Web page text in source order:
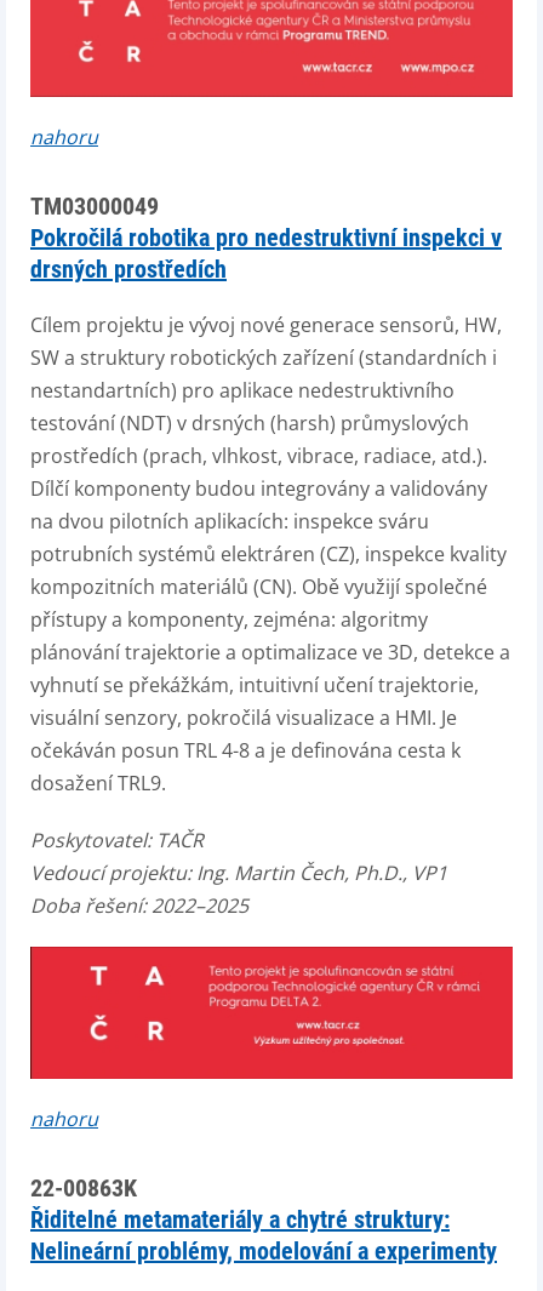
nahoru
TM03000049
Pokročilá robotika pro nedestruktivní inspekci v
drsných prostředích
Cílem projektu je vývoj nové generace sensorů, HW,
SW a struktury robotických zařízení (standardních i
nestandartních) pro aplikace nedestruktivního
testování (NDT) v drsných (harsh) průmyslových
prostředích (prach, vlhkost, vibrace, radiace, atd.).
Dílčí komponenty budou integrovány a validovány
na dvou pilotních aplikacích: inspekce sváru
potrubních systémů elektráren (CZ), inspekce kvality
kompozitních materiálů (CN). Obě využijí společné
přístupy a komponenty, zejména: algoritmy
plánování trajektorie a optimalizace ve 3D, detekce a
vyhnutí se překážkám, intuitivní učení trajektorie,
visuální senzory, pokročilá visualizace a HMI. Je
očekáván posun TRL 4-8 a je definována cesta k
dosažení TRL9.
Poskytovatel: TAČR
Vedoucí projektu:Ing. Martin Čech, Ph.D., VP1
Doba řešení: 2022–2025
nahoru
22-00863K
Řiditelné metamateriály a chytré struktury:
Nelineární problémy, modelování a experimenty